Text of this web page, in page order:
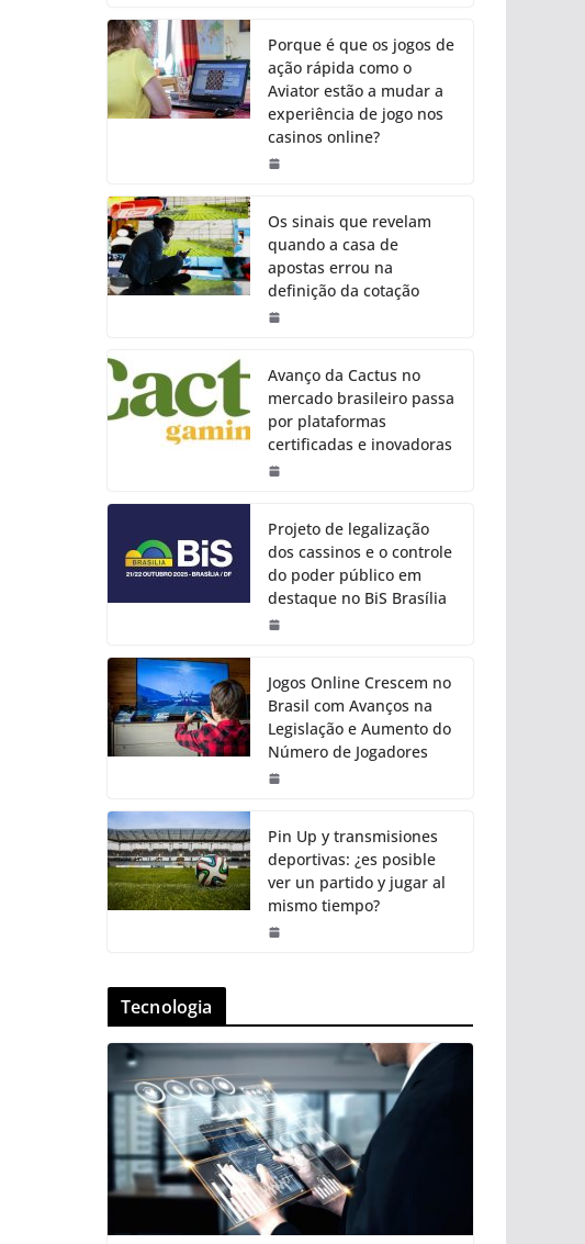
Porque é que os jogos de
ação rápida como o
Aviator estão a mudar a
experiência de jogo nos
casinos online?
Os sinais que revelam
quando a casa de
apostas errou na
definição da cotação
Avanço da Cactus no
mercado brasileiro passa
por plataformas
certificadas e inovadoras
Projeto de legalização
dos cassinos e o controle
do poder público em
destaque no BiS Brasília
Jogos Online Crescem no
Brasil com Avanços na
Legislação e Aumento do
Número de Jogadores
Pin Up y transmisiones
deportivas: ¿es posible
ver un partido y jugar al
mismo tiempo?
Tecnologia